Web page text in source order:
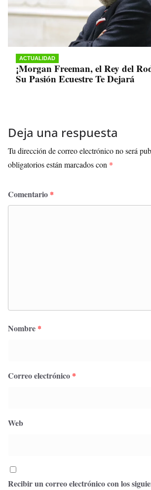
ACTUALIDAD
¡Morgan Freeman, el Rey del
Su Pasión Ecuestre Te Dejará
Deja una respuesta
Tu dirección de correo electrónico no será
obligatorios están marcados con *
Comentario *
Nombre *
Correo electrónico *
Web
Recibir un correo electrónico con los